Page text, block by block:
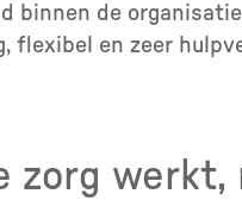
binnen de
flexibel en zeer
zorg